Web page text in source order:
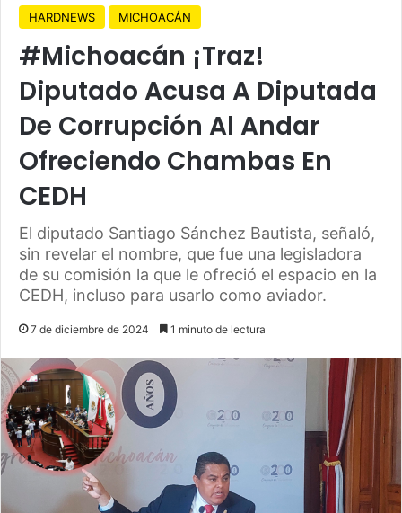
HARDNEWS MICHOACÁN
#Michoacán ¡Traz!
Diputado Acusa A Diputada
De Corrupción Al Andar
Ofreciendo Chambas En
CEDH
El diputado Santiago Sánchez Bautista, señaló,
sin revelar el nombre, que fue una legisladora
de su comisión la que le ofreció el espacio en la
CEDH, incluso para usarlo como aviador.
7 de diciembre de 2024 1 minuto de lectura